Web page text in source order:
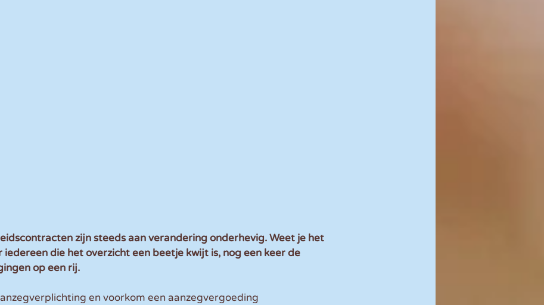
zijn steeds aan verandering onderhevig. Weet je het
iedereen die het overzicht een beetje kwijt is, nog een keer de
op een rij.
en voorkom een aanzegvergoeding